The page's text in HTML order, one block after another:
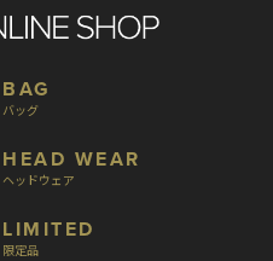
BAG
バッグ
HEAD WEAR
ヘッドウェア
LIMITED
限定品